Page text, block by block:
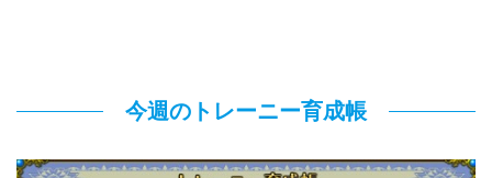
今週のトレーニー育成帳